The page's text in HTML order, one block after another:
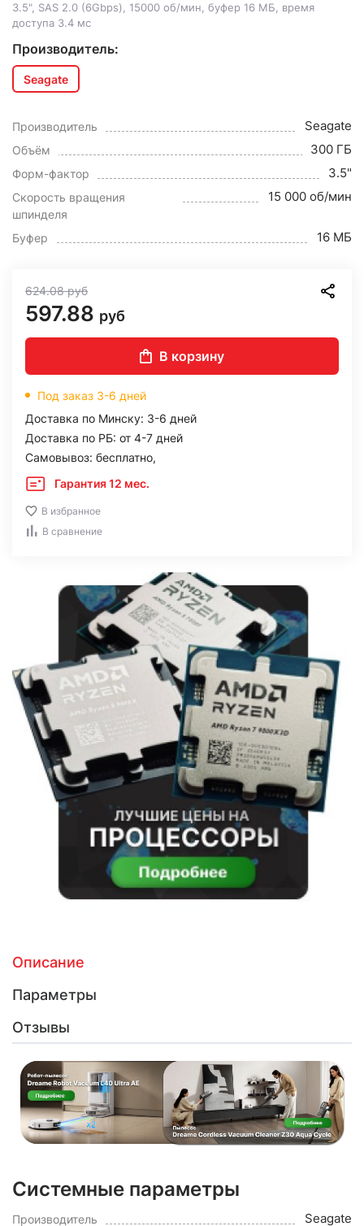
3.5", SAS 2.0 (6Gbps), 15000 об/мин, буфер 16 МБ, время
доступа 3.4 мс
Производитель:
Seagate
Производитель Seagate
Объём 300 ГБ
Форм-фактор 3.5"
Скорость вращения
шпинделя
15 000 об/мин
Буфер 16 МБ
624.08руб
597.88 руб
В корзину
Под заказ 3-6 дней
Доставка по Минску: 3-6 дней
Доставка по РБ: от 4-7 дней
Самовывоз: бесплатно,
Гарантия 12 мес.
В избранное
В сравнение
Описание
Параметры
Отзывы
Системные параметры
Производитель Seagate